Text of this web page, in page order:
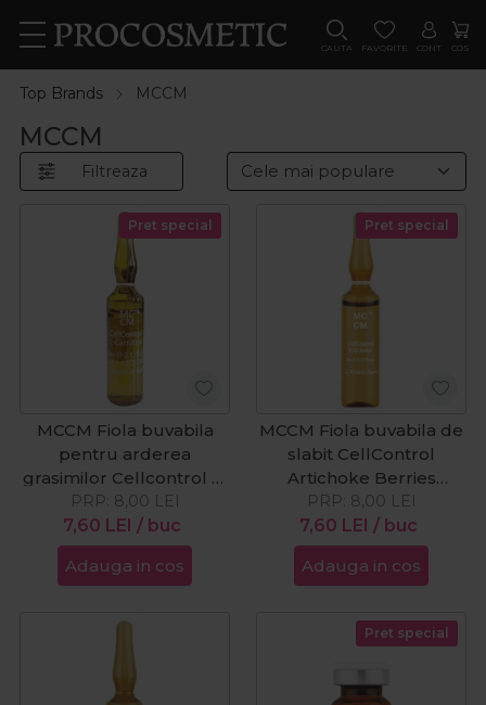
CAUTA FAVORITE CONT COS
Top Brands MCCM
MCCM
Filtreaza
Pret special
MCCM Fiola buvabila
pentru arderea
grasimilor Cellcontrol L-
Carnitine 5ml
7,60 LEI / buc
PRP: 8,00 LEI
Adauga in cos
Pret special
MCCM Fiola buvabila de
slabit CellControl
Artichoke Berries
Flavour 5ml
7,60 LEI / buc
PRP: 8,00 LEI
Adauga in cos
Pret special